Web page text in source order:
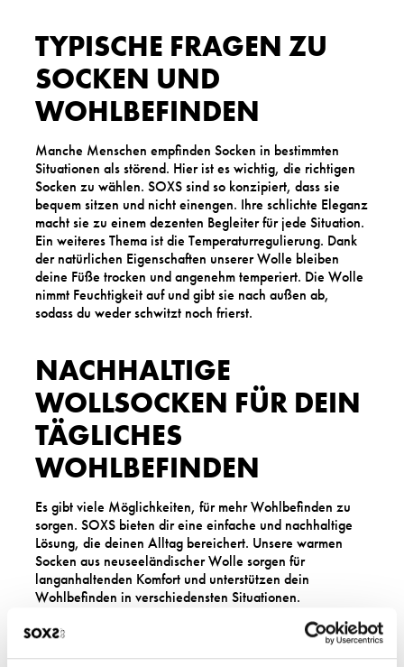
TYPISCHE FRAGEN ZU
SOCKEN UND
WOHLBEFINDEN
Manche Menschen empfinden Socken in bestimmten
Situationen als störend. Hier ist es wichtig, die richtigen
Socken zu wählen. SOXS sind so konzipiert, dass sie
bequem sitzen und nicht einengen. Ihre schlichte Eleganz
macht sie zu einem dezenten Begleiter für jede Situation.
Ein weiteres Thema ist die Temperaturregulierung. Dank
der natürlichen Eigenschaften unserer Wolle bleiben
deine Füße trocken und angenehm temperiert. Die Wolle
nimmt Feuchtigkeit auf und gibt sie nach außen ab,
sodass du weder schwitzt noch frierst.
NACHHALTIGE
WOLLSOCKEN FÜR DEIN
TÄGLICHES
WOHLBEFINDEN
Es gibt viele Möglichkeiten, für mehr Wohlbefinden zu
sorgen. SOXS bieten dir eine einfache und nachhaltige
Lösung, die deinen Alltag bereichert. Unsere warmen
Socken aus neuseeländischer Wolle sorgen für
langanhaltenden Komfort und unterstützen dein
Wohlbefinden in verschiedensten Situationen.
auf Umweltfreundlichkeit und ethische Standards. Mit
SOXS entscheidest du dich für ein Produkt, das gut für